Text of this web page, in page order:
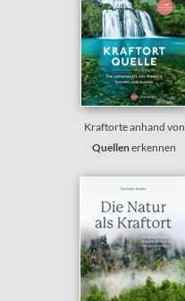
Kraftorte anhand von
Quellenerkennen